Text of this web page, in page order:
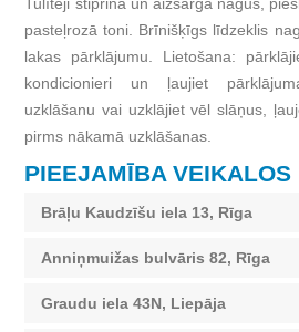
pasteļrozā toni. Brīnišķīgs līdzeklis
lakas pārklājumu. Lietošana:
kondicionieri un ļaujiet
uzklāšanu vai uzklājiet vēl slāņus,
pirms nākamā uzklāšanas.
PIEEJAMĪBA VEIKALOS
Brāļu Kaudzīšu iela 13, Rīga
Anniņmuižas bulvāris 82, Rīga
Graudu iela 43N, Liepāja